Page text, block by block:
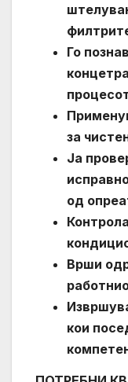
Го
за
Ја
од
Врши
кои